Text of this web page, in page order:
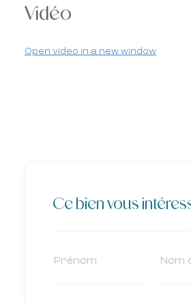
Vidéo
Open video in a new window
Ce bien vous